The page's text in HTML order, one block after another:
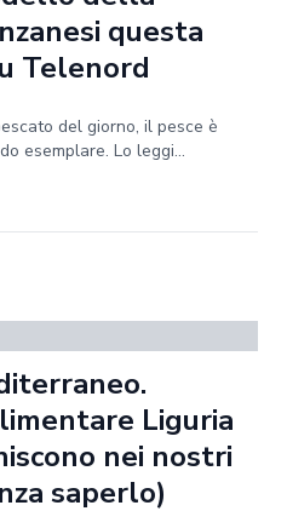
questa
Telenord
del giorno, il pesce è
esemplare. Lo leggi...
Liguria
nei nostri
saperlo)